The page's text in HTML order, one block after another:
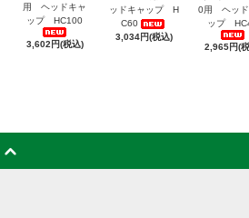
用 ヘッドキャ
ップ HC100
3,602円(税込)
ッドキャップ H
C60
3,034円(税込)
0用 ヘッド
ップ
2,965円(